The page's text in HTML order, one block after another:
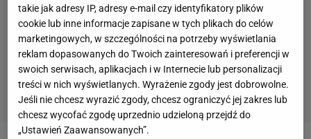
takie jak adresy IP, adresy e-mail czy identyfikatory plików
cookie lub inne informacje zapisane w tych plikach do celów
marketingowych, w szczególności na potrzeby wyświetlania
reklam dopasowanych do Twoich zainteresowań i preferencji w
swoich serwisach, aplikacjach i w Internecie lub personalizacji
treści w nich wyświetlanych. Wyrażenie zgody jest dobrowolne.
Jeśli nie chcesz wyrazić zgody, chcesz ograniczyć jej zakres lub
chcesz wycofać zgodę uprzednio udzieloną przejdź do
„Ustawień Zaawansowanych”.